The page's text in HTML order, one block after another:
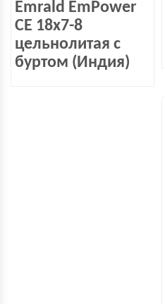
Emrald EmPower
СЕ 18х7-8
цельнолитая с
буртом (Индия)